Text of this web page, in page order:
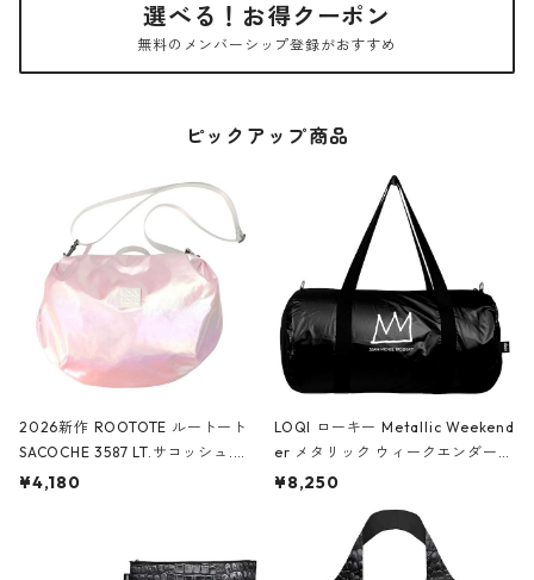
選べる！お得クーポン
無料のメンバーシップ登録がおすすめ
ピックアップ商品
2026新作 ROOTOTE ルートート
SACOCHE 3587 LT.サコッシュ.ル
ミエ-B ショルダーバッグ グロスピ
¥4,180
LOQI ローキー Metallic Weekend
er メタリック ウィークエンダー
ボストンバッグ ショルダーバッグ
Black ジャン=ミッシェル・バスキ
ア/クラウン ブラック
¥8,250